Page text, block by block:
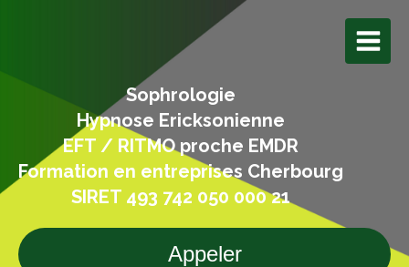
Sophrologie
Hypnose Ericksonienne
EFT / RITMO proche EMDR
Formation en entreprises Cherbourg
SIRET 493 742 050 000 21
Appeler